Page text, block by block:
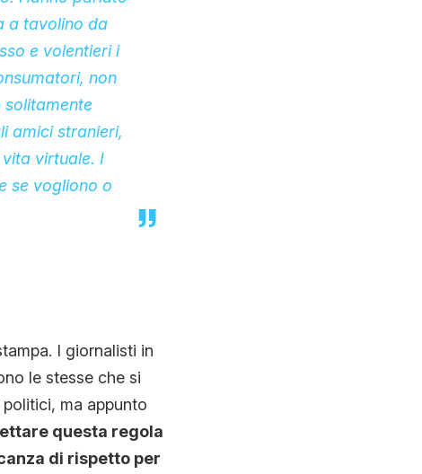
a tavolino da
e volentieri i
non
solitamente
amici stranieri,
virtuale. I
se vogliono o
I giornalisti in
le stesse che si
ma appunto
questa regola
di rispetto per